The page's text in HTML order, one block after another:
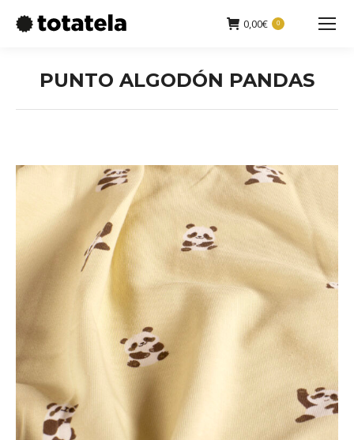
0,00€ 0
Buscar:
PUNTO ALGODÓN PANDAS